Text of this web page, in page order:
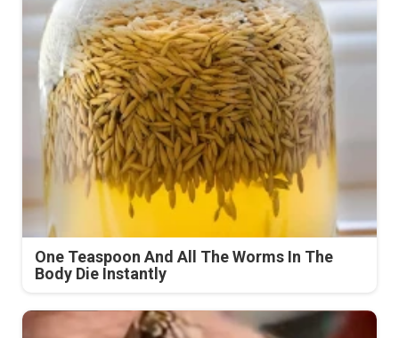
One Teaspoon And All The Worms In The
Body Die Instantly